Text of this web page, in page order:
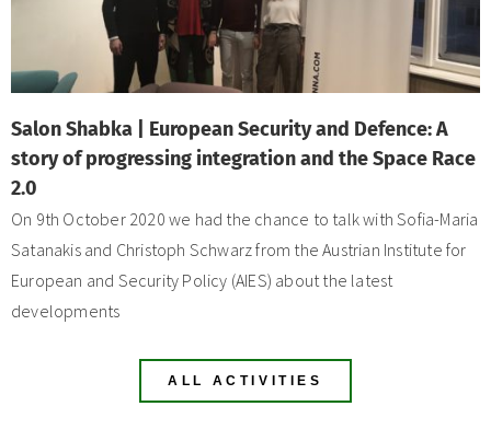
Salon Shabka | European Security and Defence: A
story of progressing integration and the Space Race
2.0
On 9th October 2020 we had the chance to talk with Sofia-Maria
Satanakis and Christoph Schwarz from the Austrian Institute for
European and Security Policy (AIES) about the latest
developments
ALL ACTIVITIES